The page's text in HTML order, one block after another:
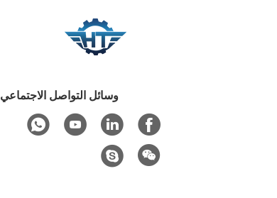
وسائل التواصل الاجتماعي